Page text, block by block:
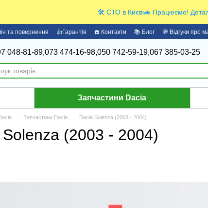
🛠️ СТО в Києві🚗 Працюємо!
та повернення 👍Гарантія ☎️ Контакти 📚 Блог 💬 Відгуки про
048-81-89,073 474-16-98,050 742-59-19,067 385-03-25
Запчастини Dacia
Запчастини Dacia Dacia Solenza (2003 - 2004)
(2003 - 2004)